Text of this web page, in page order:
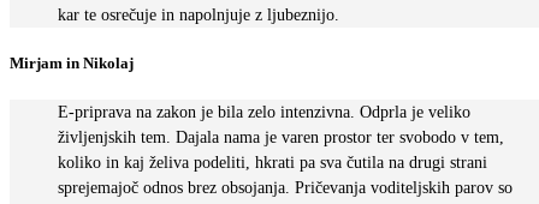
kar te osrečuje in napolnjuje z ljubeznijo.
Mirjam in Nikolaj
E-priprava na zakon je bila zelo intenzivna. Odprla je veliko
življenjskih tem. Dajala nama je varen prostor ter svobodo v tem,
koliko in kaj želiva podeliti, hkrati pa sva čutila na drugi strani
sprejemajoč odnos brez obsojanja. Pričevanja voditeljskih parov so